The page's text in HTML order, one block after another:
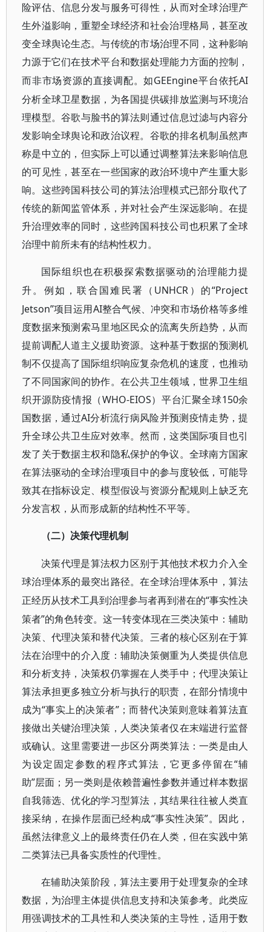
险评估、信息分发与服务可得性，从而对全球治理产
生外溢影响，重塑全球经济和社会治理格局，甚至改
变全球舆论生态。与传统的市场治理不同，这种影响
力源于它们在技术平台和数据处理能力方面的控制，
而非市场资源的直接调配。如GEEngine平台依托AI
分析全球卫星数据，为各国提供碳排放监测与环境治
理模型。谷歌与脸书的算法则通过信息过滤与内容分
发影响全球舆论和政治议程。谷歌的排名机制虽然声
称是中立的，但实际上可以通过调整算法来影响信息
的可见性，甚至在一些国家的政治环境中产生重大影
响。这些跨国科技公司的算法治理模式已部分取代了
传统的新闻监管体系，并对社会产生深远影响。在提
升治理效率的同时，这些跨国科技公司也积累了全球
治理中前所未有的结构性权力。
国际组织也在积极探索数据驱动的治理能力提
升。例如，联合国难民署（ UNHCR）的“Project
Jetson”项目运用AI整合气候、冲突和市场价格等多维
度数据来预测索马里地区民众的流离失所趋势，从而
提前调配人道主义援助资源。这种基于数据的预测机
制不仅提高了国际组织响应复杂危机的速度，也推动
了不同国家间的协作。在公共卫生领域，世界卫生组
织开源防疫情报（WHO-EIOS）平台汇聚全球150余
国数据，通过AI分析流行病风险并预测疫情走势，提
升全球公共卫生应对效率。然而，这类国际项目也引
发了关于数据主权和隐私保护的争议。全球南方国家
在算法驱动的全球治理项目中的参与度较低，可能导
致其在指标设定、模型假设与资源分配规则上缺乏充
分发言权，从而形成新的结构性不平等。
（二）决策代理机制
决策代理是算法权力区别于其他技术权力介入全
球治理体系的最突出路径。在全球治理体系中，算法
正经历从技术工具到治理参与者再到潜在的“事实性决
策者”的角色转变。这一转变体现在三类决策中：辅助
决策、代理决策和替代决策。三者的核心区别在于算
法在治理中的介入度：辅助决策侧重为人类提供信息
和分析支持，决策权仍掌握在人类手中；代理决策让
算法承担更多独立分析与执行的职责，在部分情境中
成为“事实上的决策者”；而替代决策则意味着算法直
接做出关键治理决策，人类决策者仅在末端进行监督
或确认。这里需要进一步区分两类算法：一类是由人
为设定固定参数的程序式算法，它更多停留在“辅
助”层面；另一类则是依赖普遍性参数并通过样本数据
自我筛选、优化的学习型算法，其结果往往被人类直
接采纳，在操作层面已经构成“事实性决策”。因此，
虽然法律意义上的最终责任仍在人类，但在实践中第
二类算法已具备实质性的代理性。
在辅助决策阶段，算法主要用于处理复杂的全球
数据，为治理主体提供信息支持和决策参考。此类应
用强调技术的工具性和人类决策的主导性，适用于数